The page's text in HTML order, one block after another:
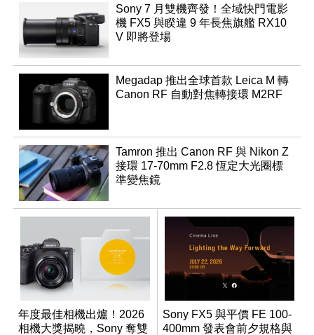
Sony 7 月雙機齊發！全域快門電影
機 FX5 與睽違 9 年長焦旗艦 RX10
V 即將登場
Megadap 推出全球首款 Leica M 轉
Canon RF 自動對焦轉接環 M2RF
Tamron 推出 Canon RF 與 Nikon Z
接環 17-70mm F2.8 恆定大光圈標
準變焦鏡
年度最佳相機出爐！2026
相機大獎揭曉，Sony 奪雙
Sony FX5 與平價 FE 100-
400mm 發表會前夕規格與